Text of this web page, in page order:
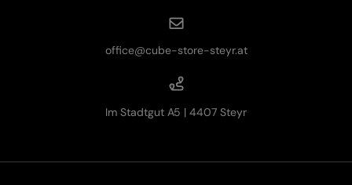
Alle entdecken
office@cube-store-steyr.at
Im Stadtgut A5 | 4407 Steyr